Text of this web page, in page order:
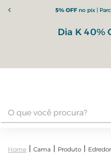
5% OFFno pix |
Dia K 40%
Cama Produto